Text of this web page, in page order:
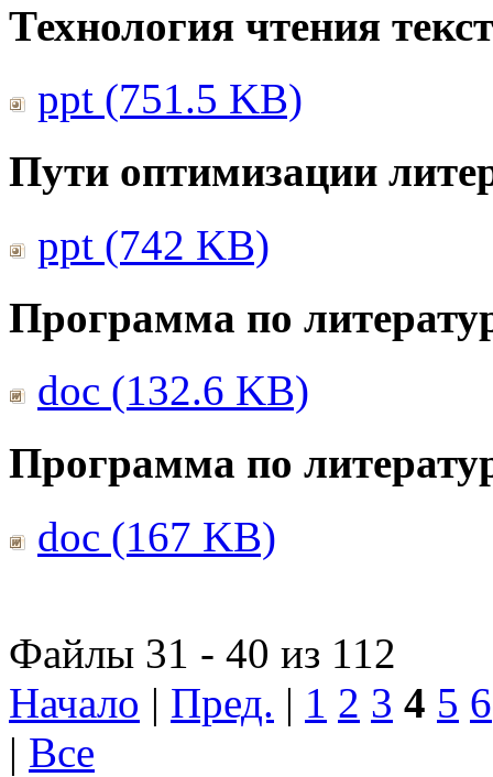
Технология чтения
ppt (751.5 KB)
Пути оптимизации
ppt (742 KB)
Программа по
doc (132.6 KB)
Программа по
doc (167 KB)
Файлы 31 - 40 из 112
Начало | Пред. | 1 2 3 4 5 6
| Все